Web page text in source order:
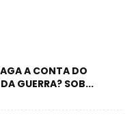
A CONTA DO
GUERRA? SOB...